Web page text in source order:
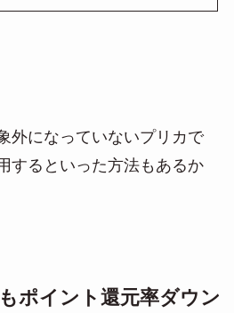
外になっていないプリカで
するといった方法もあるか
ポイント還元率ダウン